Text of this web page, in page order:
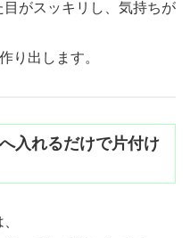
がスッキリし、気持ちが
り出します。
入れるだけで片付け